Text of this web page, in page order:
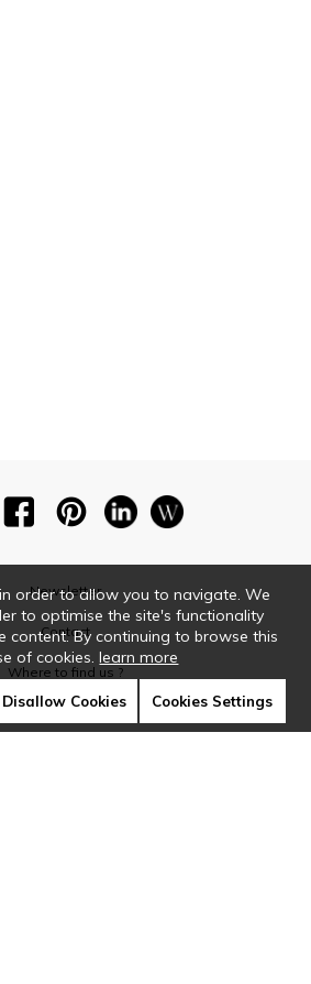
Newsletter
Contact
Where to find us ?
order to allow you to navigate. We
to optimise the site's functionality
content. By continuing to browse this
of cookies.learn more
Disallow Cookies Cookies Settings